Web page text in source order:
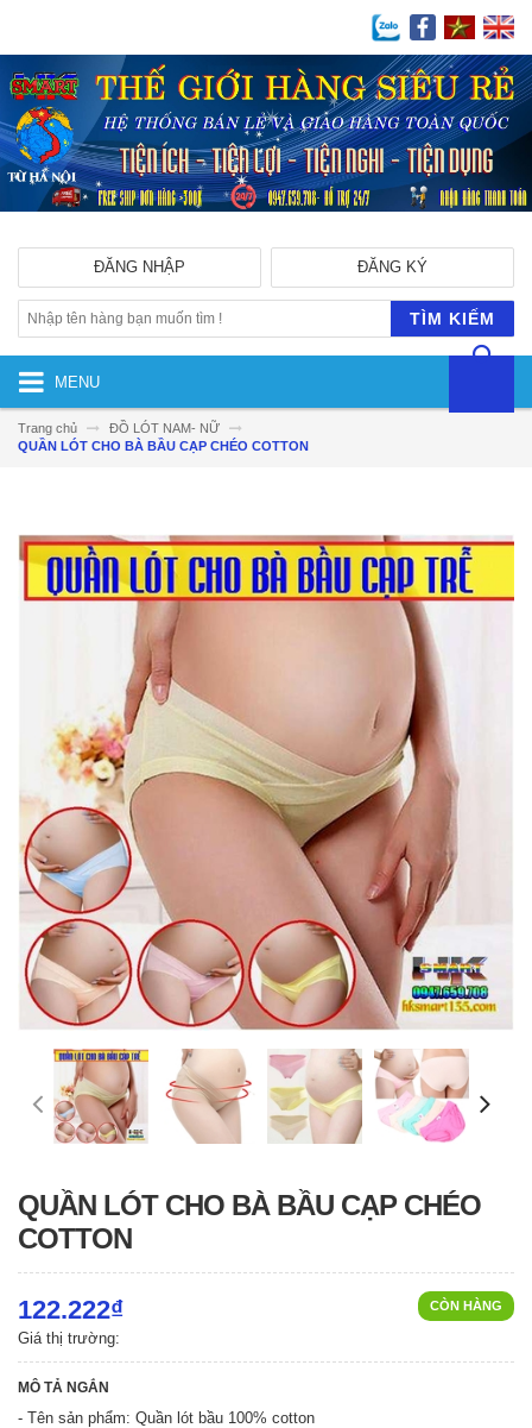
ĐĂNG KÝ
ĐĂNG NHẬP
TÌM KIẾM
MENU
Trang chủ
ĐỒ LÓT NAM- NỮ
QUẦN LÓT CHO BÀ BẦU CẠP CHÉO COTTON
QUẦN LÓT CHO BÀ BẦU CẠP CHÉO
COTTON
CÒN HÀNG
122.222₫
Giá thị trường:
MÔ TẢ NGẮN
- Tên sản phẩm: Quần lót bầu 100% cotton